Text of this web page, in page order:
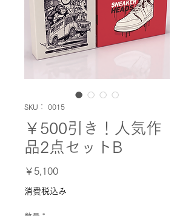
SKU： 0015
￥500引き！人気作
品2点セットB
￥5,100価
格
消費税込み